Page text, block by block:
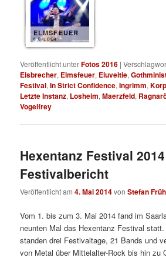
ELMSFEUER
8 BILDER
Veröffentlicht unterFotos 2016 |
Eisbrecher, Elmsfeuer, Eluveitie,
Festival,In Strict Confidence,Ingrimm,
Letzte Instanz, Losheim,Maerzfeld,
Vogelfrey
Hexentanz Festival
Festivalbericht
Veröffentlicht am4. Mai 2014vonStefan
Vom 1. bis zum 3. Mai 2014 fand im
neunten Mal das Hexentanz Festival
standen drei Festivaltage, 21 Bands und
von Metal über Mittelalter-Rock bis hin zu